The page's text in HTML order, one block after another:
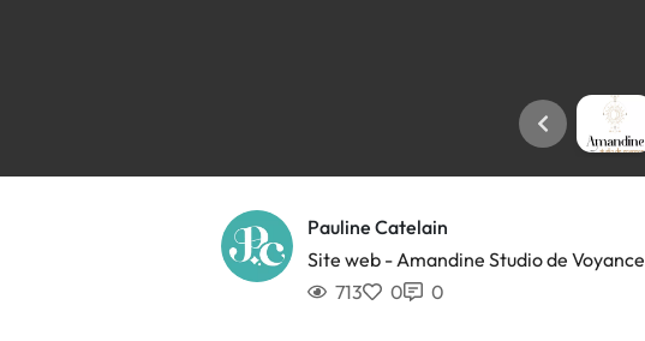
Pauline Catelain
Site web - Amandine Studio de Voyance
713 0 0